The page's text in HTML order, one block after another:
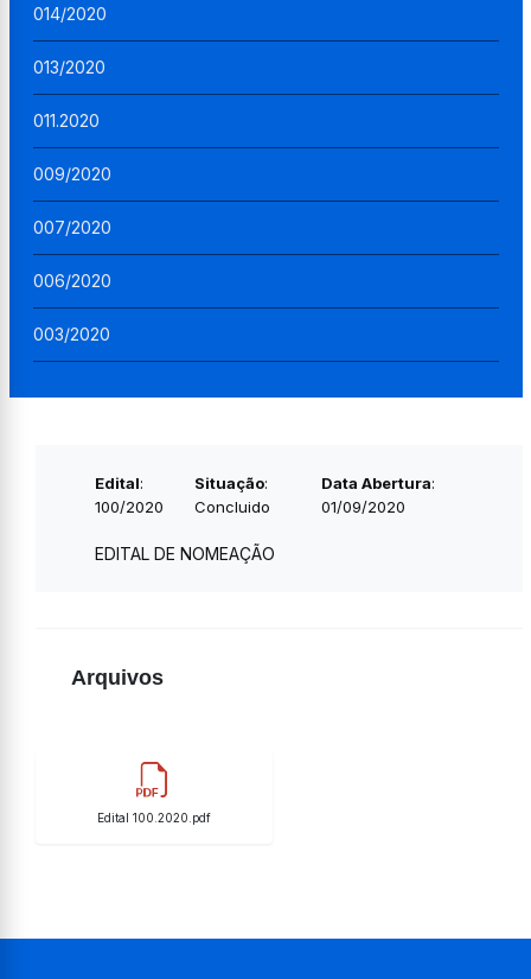
014/2020
013/2020
011.2020
009/2020
007/2020
006/2020
003/2020
Edital:
100/2020
Situação:
Concluido
Data Abertura:
01/09/2020
EDITAL DE NOMEAÇÃO
Arquivos
Edital 100.2020.pdf